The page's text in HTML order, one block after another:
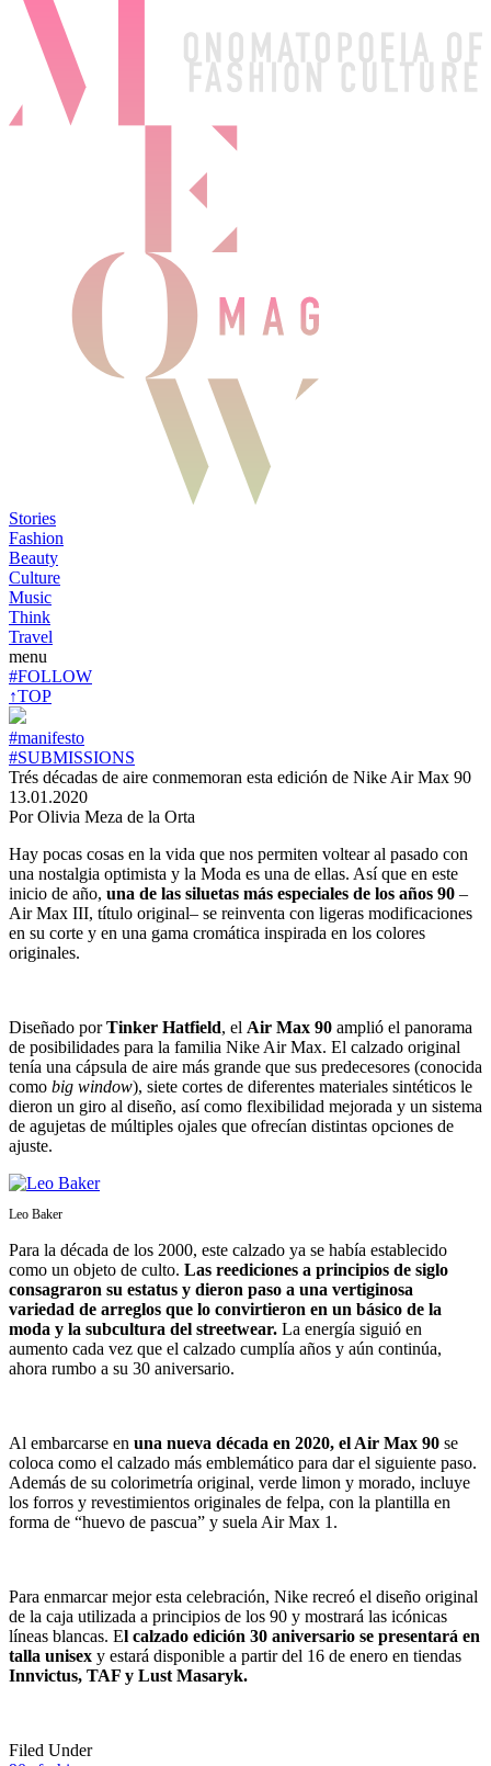
Stories
Fashion
Beauty
Culture
Music
Think
Travel
menu
#FOLLOW
↑TOP
#manifesto
#SUBMISSIONS
Trés décadas de aire conmemoran esta edición de Nike Air Max 90
13.01.2020
Por Olivia Meza de la Orta
Hay pocas cosas en la vida que nos permiten voltear al pasado con
una nostalgia optimista y la Moda es una de ellas. Así que en este
inicio de año, una de las siluetas más especiales de los años 90 –
Air Max III, título original– se reinventa con ligeras modificaciones
en su corte y en una gama cromática inspirada en los colores
originales.
Diseñado porTinker Hatfield, el Air Max 90 amplió el panorama
de posibilidades para la familia Nike Air Max. El calzado original
tenía una cápsula de aire más grande que sus predecesores (conocida
como big window), siete cortes de diferentes materiales sintéticos le
dieron un giro al diseño, así como flexibilidad mejorada y un sistema
de agujetas de múltiples ojales que ofrecían distintas opciones de
ajuste.
Leo Baker
Para la década de los 2000, este calzado ya se había establecido
como un objeto de culto. Las reediciones a principios de siglo
consagraron su estatus y dieron paso a una vertiginosa
variedad de arreglos que lo convirtieron en un básico de la
moda y la subcultura del streetwear. La energía siguió en
aumento cada vez que el calzado cumplía años y aún continúa,
ahora rumbo a su 30 aniversario.
Al embarcarse en una nueva década en 2020, el Air Max 90 se
coloca como el calzado más emblemático para dar el siguiente paso.
Además de su colorimetría original, verde limon y morado, incluye
los forros y revestimientos originales de felpa, con la plantilla en
forma de “huevo de pascua” y suela Air Max 1.
Para enmarcar mejor esta celebración, Nike recreó el diseño original
de la caja utilizada a principios de los 90 y mostrará las icónicas
líneas blancas. El calzado edición 30 aniversario se presentará en
talla unisex y estará disponible a partir del 16 de enero en tiendas
Innvictus, TAF y Lust Masaryk.
Filed Under